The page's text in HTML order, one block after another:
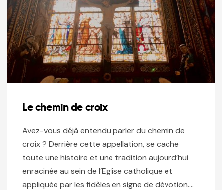
Le chemin de croix
Avez-vous déjà entendu parler du chemin de
croix ? Derrière cette appellation, se cache
toute une histoire et une tradition aujourd’hui
enracinée au sein de l’Eglise catholique et
appliquée par les fidèles en signe de dévotion….